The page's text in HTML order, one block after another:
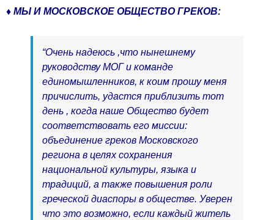
♦ МЫ И МОСКОВСКОЕ ОБЩЕСТВО ГРЕКОВ:
“Очень надеюсь ,что нынешнему
руководству МОГ и команде
единомышленников, к коим прошу меня
причислить, удастся приблизить тот
день , когда наше Общество будет
соответствовать его миссии:
объединение греков Московского
региона в целях сохранения
национальной культуры, языка и
традиций, а также повышения роли
греческой диаспоры в обществе. Уверен
что это возможно, если каждый житель